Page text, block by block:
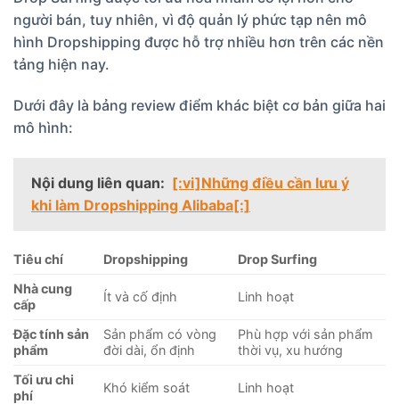
người bán, tuy nhiên, vì độ quản lý phức tạp nên mô
hình Dropshipping được hỗ trợ nhiều hơn trên các nền
tảng hiện nay.
Dưới đây là bảng review điểm khác biệt cơ bản giữa hai
mô hình:
Nội dung liên quan: [:vi]Những điều cần lưu ý
khi làm Dropshipping Alibaba[:]
Tiêu chí Dropshipping
Drop Surfing
Nhà cung
cấp
Ít và cố định Linh hoạt
Đặc tính sản
phẩm
Sản phẩm có vòng
đời dài, ổn định
Phù hợp với sản phẩm
thời vụ, xu hướng
Tối ưu chi
phí
Khó kiểm soát Linh hoạt